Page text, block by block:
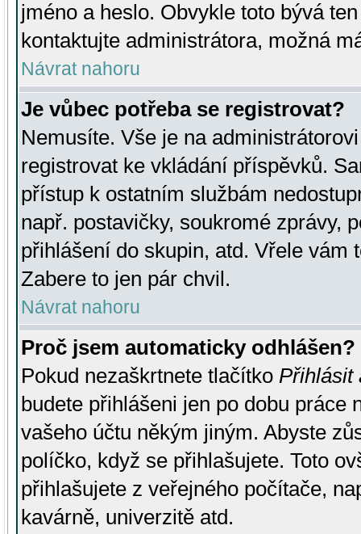
jméno a heslo. Obvykle toto bývá
kontaktujte administrátora, možná
Návrat nahoru
Je vůbec potřeba se registrovat?
Nemusíte. Vše je na
registrovat ke vkládání příspěvků.
přístup k ostatním službám
např. postavičky, soukromé zprávy,
přihlášení do skupin, atd. Vřele vám
Zabere to jen pár chvil.
Návrat nahoru
Proč jsem automaticky odhlášen?
Pokud nezaškrtnete tlačítko Přihlásit
budete přihlášeni jen po dobu práce
vašeho účtu někým jiným. Abyste
políčko, když se přihlašujete. Toto
přihlašujete z veřejného počítače,
kavárně, univerzitě atd.